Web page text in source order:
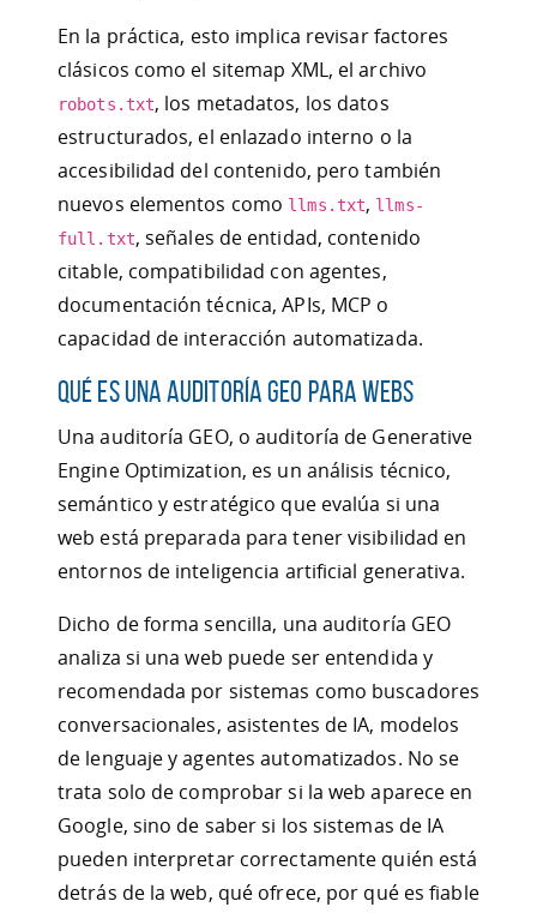
En la práctica, esto implica revisar factores
clásicos como el sitemap XML, el archivo
robots.txt, los metadatos, los datos
estructurados, el enlazado interno o la
accesibilidad del contenido, pero también
nuevos elementos como llms.txt, llms-
full.txt, señales de entidad, contenido
citable, compatibilidad con agentes,
documentación técnica, APIs, MCP o
capacidad de interacción automatizada.
Qué es una auditoría GEO para webs
Una auditoría GEO, o auditoría de Generative
Engine Optimization, es un análisis técnico,
semántico y estratégico que evalúa si una
web está preparada para tener visibilidad en
entornos de inteligencia artificial generativa.
Dicho de forma sencilla, una auditoría GEO
analiza si una web puede ser entendida y
recomendada por sistemas como buscadores
conversacionales, asistentes de IA, modelos
de lenguaje y agentes automatizados. No se
trata solo de comprobar si la web aparece en
Google, sino de saber si los sistemas de IA
pueden interpretar correctamente quién está
detrás de la web, qué ofrece, por qué es fiable